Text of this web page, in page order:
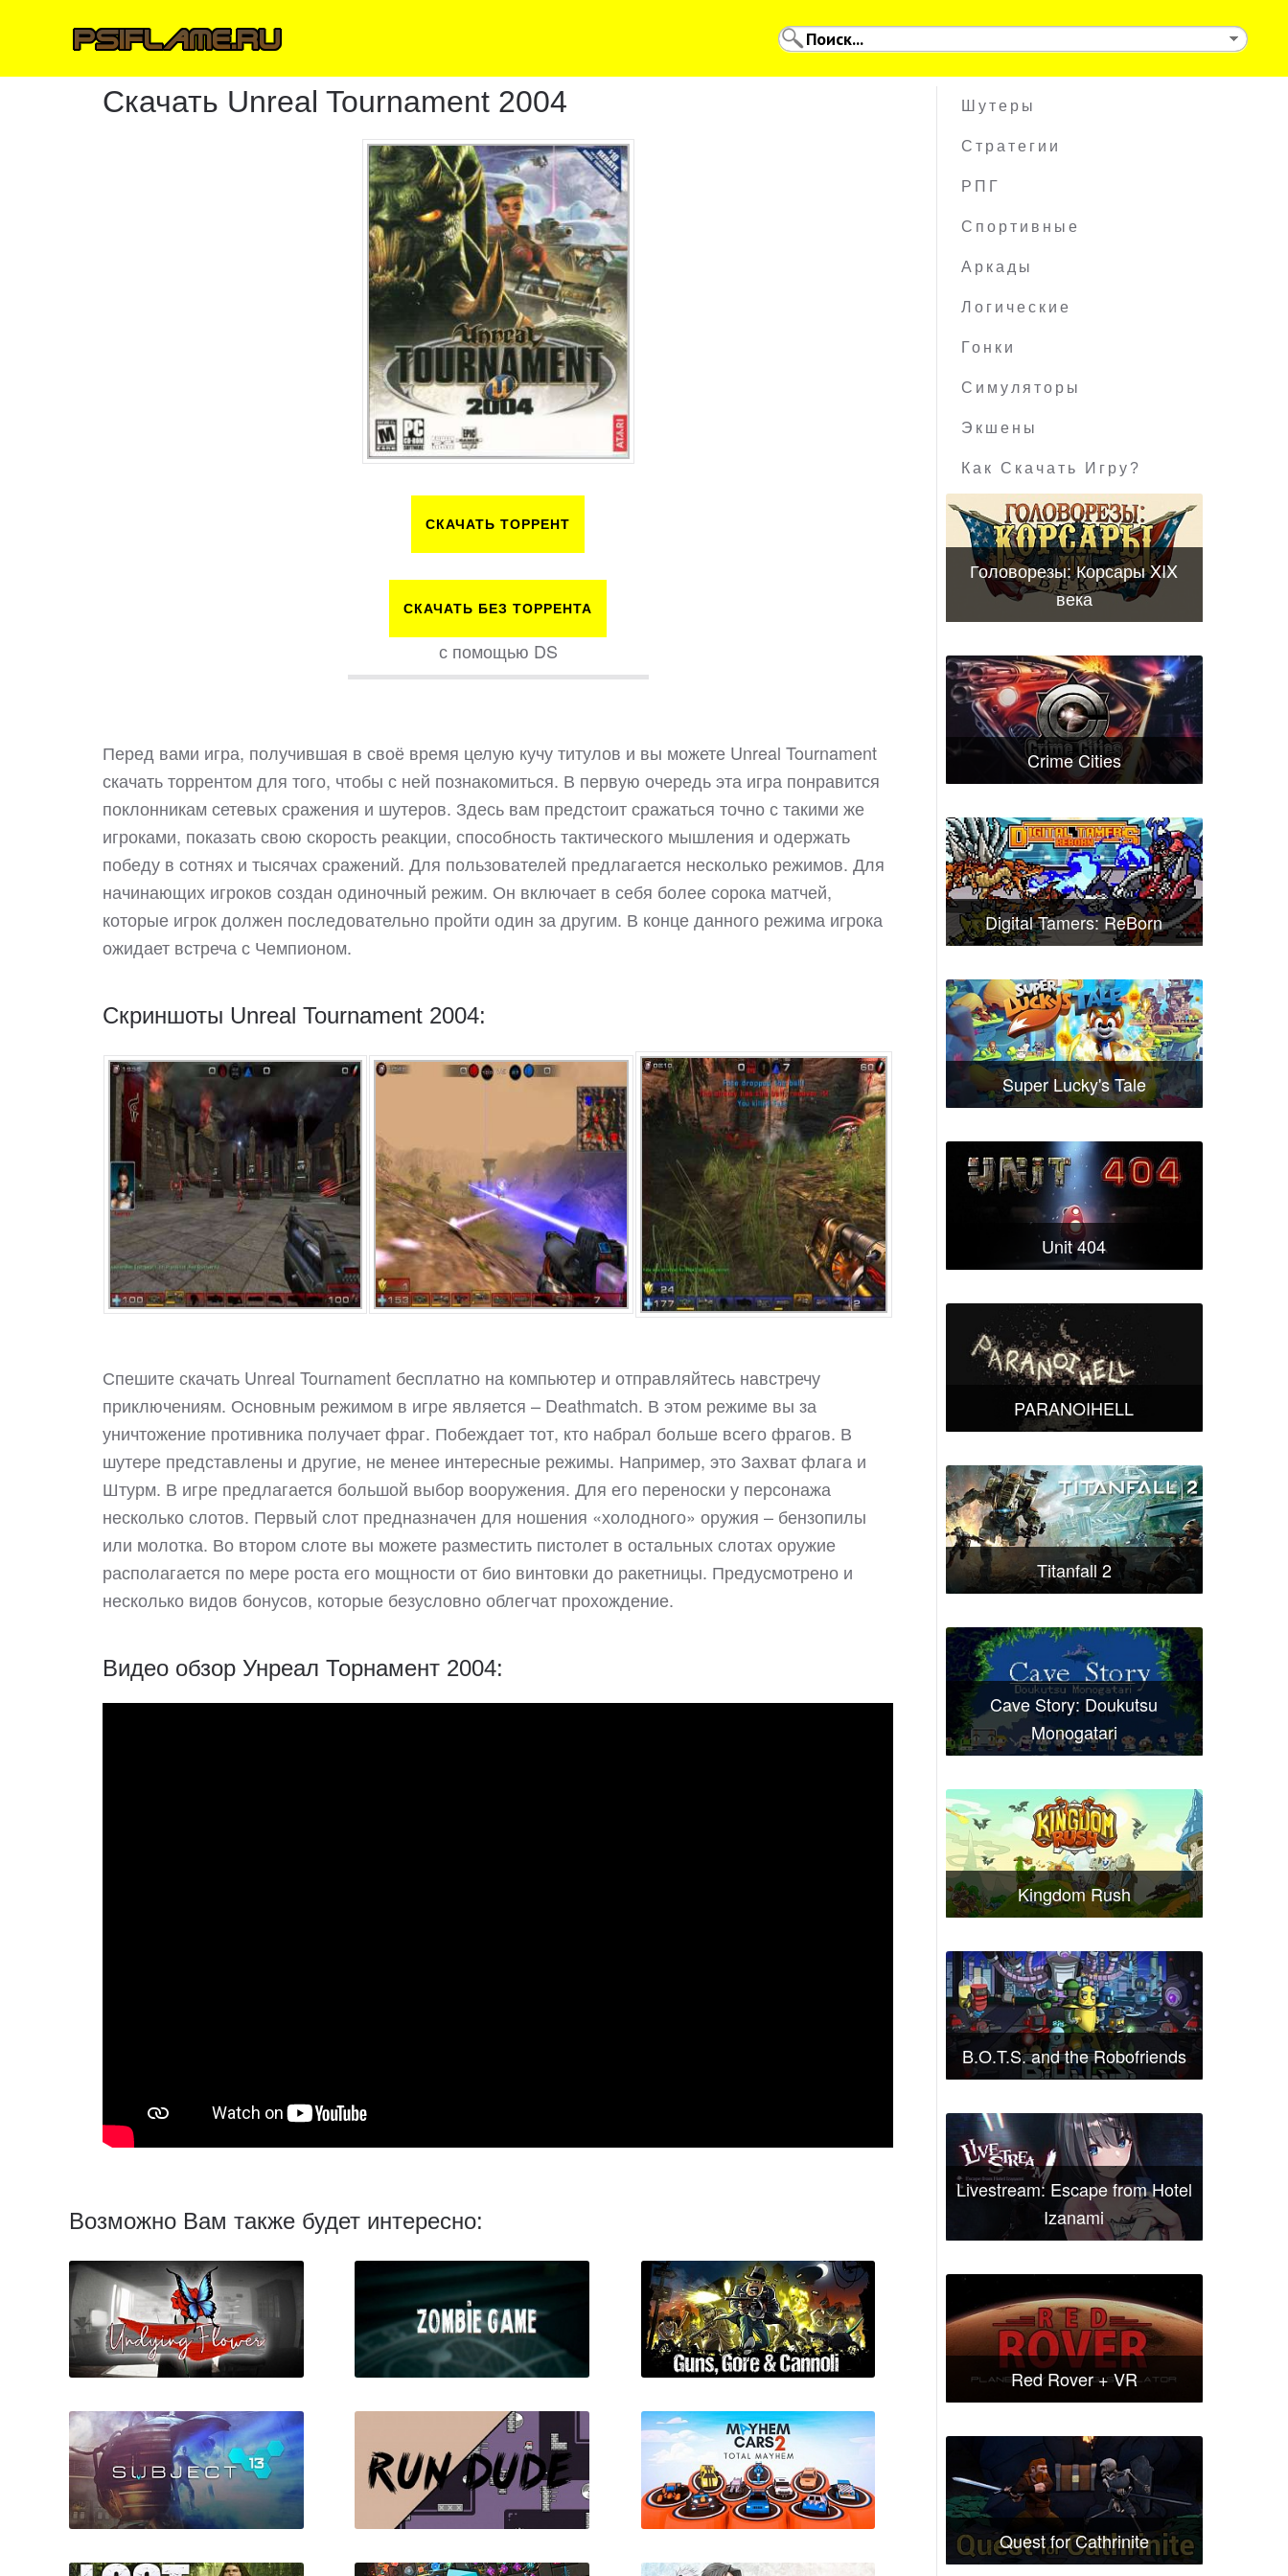
Скачать Unreal Tournament 2004
СКАЧАТЬ ТОРРЕНТ
СКАЧАТЬ БЕЗ ТОРРЕНТА
с помощью DS
Перед вами игра, получившая в своё время целую кучу титулов и вы можете Unreal Tournament
скачать торрентом для того, чтобы с ней познакомиться. В первую очередь эта игра понравится
поклонникам сетевых сражения и шутеров. Здесь вам предстоит сражаться точно с такими же
игроками, показать свою скорость реакции, способность тактического мышления и одержать
победу в сотнях и тысячах сражений. Для пользователей предлагается несколько режимов. Для
начинающих игроков создан одиночный режим. Он включает в себя более сорока матчей,
которые игрок должен последовательно пройти один за другим. В конце данного режима игрока
ожидает встреча с Чемпионом.
Скриншоты Unreal Tournament 2004:
Спешите скачать Unreal Tournament бесплатно на компьютер и отправляйтесь навстречу
приключениям. Основным режимом в игре является – Deathmatch. В этом режиме вы за
уничтожение противника получает фраг. Побеждает тот, кто набрал больше всего фрагов. В
шутере представлены и другие, не менее интересные режимы. Например, это Захват флага и
Штурм. В игре предлагается большой выбор вооружения. Для его переноски у персонажа
несколько слотов. Первый слот предназначен для ношения «холодного» оружия – бензопилы
или молотка. Во втором слоте вы можете разместить пистолет в остальных слотах оружие
располагается по мере роста его мощности от био винтовки до ракетницы. Предусмотрено и
несколько видов бонусов, которые безусловно облегчат прохождение.
Видео обзор Унреал Торнамент 2004:
Возможно Вам также будет интересно:
Шутеры
Стратегии
РПГ
Спортивные
Аркады
Логические
Гонки
Симуляторы
Экшены
Как Скачать Игру?
Головорезы: Корсары XIX
века
Crime Cities
Digital Tamers: ReBorn
Super Lucky's Tale
Unit 404
PARANOIHELL
Titanfall 2
Cave Story: Doukutsu
Monogatari
Kingdom Rush
B.O.T.S. and the Robofriends
Livestream: Escape from Hotel
Izanami
Red Rover + VR
Quest for Cathrinite